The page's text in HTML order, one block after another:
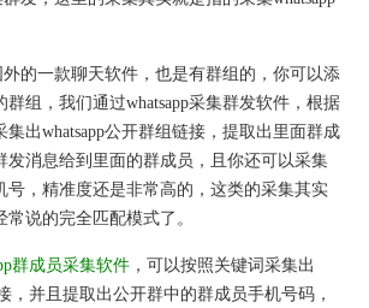
的一款聊天软件，也是有群组的，你可以添
群组，我们通过whatsapp采集群发软件，根据
出whatsapp公开群组链接，提取出里面群成
发消息给到里面的群成员，且你还可以采集
号，精准度还是非常高的，这类的采集其实
说的完全匹配模式了。
群成员采集软件 ，可以按照关键词采集出
，并且提取出公开群中的群成员手机号码，